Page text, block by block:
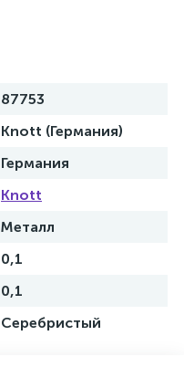
87753
Knott (Германия)
Германия
Knott
Металл
0,1
0,1
Серебристый